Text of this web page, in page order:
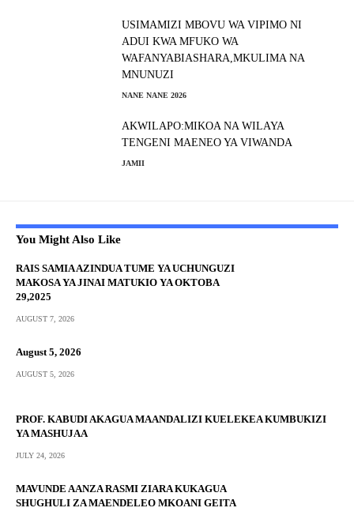
USIMAMIZI MBOVU WA VIPIMO NI
ADUI KWA MFUKO WA
WAFANYABIASHARA,MKULIMA NA
MNUNUZI
NANE NANE 2026
AKWILAPO:MIKOA NA WILAYA
TENGENI MAENEO YA VIWANDA
JAMII
You Might Also Like
RAIS SAMIA AZINDUA TUME YA UCHUNGUZI
MAKOSA YA JINAI MATUKIO YA OKTOBA
29,2025
AUGUST 7, 2026
August 5, 2026
AUGUST 5, 2026
PROF. KABUDI AKAGUA MAANDALIZI KUELEKEA KUMBUKIZI
YA MASHUJAA
JULY 24, 2026
MAVUNDE AANZA RASMI ZIARA KUKAGUA
SHUGHULI ZA MAENDELEO MKOANI GEITA